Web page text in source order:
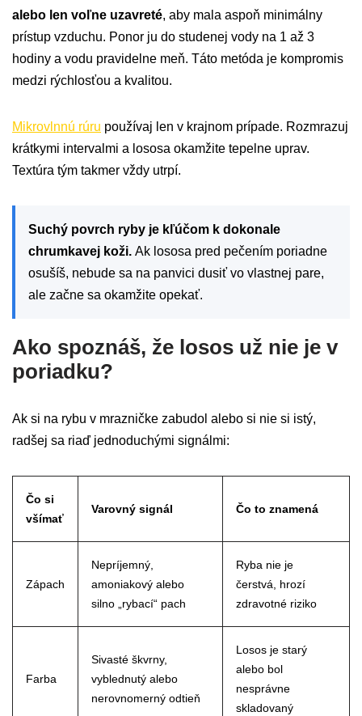
alebo len voľne uzavreté, aby mala aspoň minimálny
prístup vzduchu. Ponor ju do studenej vody na 1 až 3
hodiny a vodu pravidelne meň. Táto metóda je kompromis
medzi rýchlosťou a kvalitou.
Mikrovlnnú rúru používaj len v krajnom prípade. Rozmrazuj
krátkymi intervalmi a lososa okamžite tepelne uprav.
Textúra tým takmer vždy utrpí.
Suchý povrch ryby je kľúčom k dokonale
chrumkavej koži. Ak lososa pred pečením poriadne
osušíš, nebude sa na panvici dusiť vo vlastnej pare,
ale začne sa okamžite opekať.
Ako spoznáš, že losos už nie je v
poriadku?
Ak si na rybu v mrazničke zabudol alebo si nie si istý,
radšej sa riaď jednoduchými signálmi:
Čo si
všímať
Varovný signál Čo to znamená
Zápach
Nepríjemný,
amoniakový alebo
silno „rybací“ pach
Ryba nie je
čerstvá, hrozí
zdravotné riziko
Farba
Sivasté škvrny,
vyblednutý alebo
nerovnomerný odtieň
Losos je starý
alebo bol
nesprávne
skladovaný